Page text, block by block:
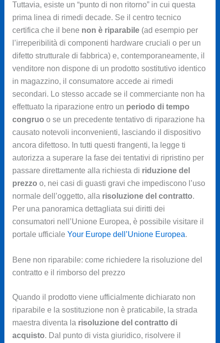
Tuttavia, esiste un “punto di non ritorno” in cui questa
prima linea di rimedi decade. Se il centro tecnico
certifica che il bene non è riparabile(ad esempio per
l’irreperibilità di componenti hardware cruciali o per un
difetto strutturale di fabbrica) e, contemporaneamente, il
venditore non dispone di un prodotto sostitutivo identico
in magazzino, il consumatore accede ai rimedi
secondari. Lo stesso accade se il commerciante non ha
effettuato la riparazione entro un periodo di tempo
congruo o se un precedente tentativo di riparazione ha
causato notevoli inconvenienti, lasciando il dispositivo
ancora difettoso. In tutti questi frangenti, la legge ti
autorizza a superare la fase dei tentativi di ripristino per
passare direttamente alla richiesta di riduzione del
prezzo o, nei casi di guasti gravi che impediscono l’uso
normale dell’oggetto, alla risoluzione del contratto.
Per una panoramica dettagliata sui diritti dei
consumatori nell’Unione Europea, è possibile visitare il
portale ufficiale Your Europe dell’Unione Europea.
Bene non riparabile: come richiedere la risoluzione del
contratto e il rimborso del prezzo
Quando il prodotto viene ufficialmente dichiarato non
riparabile e la sostituzione non è praticabile, la strada
maestra diventa la risoluzione del contratto di
acquisto. Dal punto di vista giuridico, risolvere il